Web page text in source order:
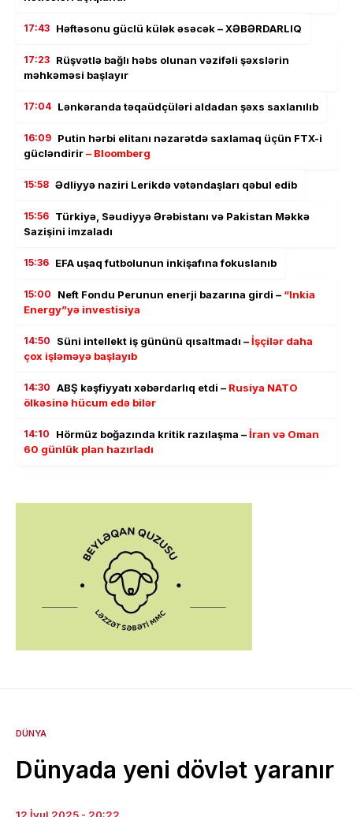
17:43 Həftəsonu güclü külək əsəcək – XƏBƏRDARLIQ
17:23 Rüşvətlə bağlı həbs olunan vəzifəli şəxslərin
məhkəməsi başlayır
17:04 Lənkəranda təqaüdçüləri aldadan şəxs saxlanılıb
16:09 Putin hərbi elitanı nəzarətdə saxlamaq üçün FTX-i
gücləndirir– Bloomberg
15:58 Ədliyyə naziri Lerikdə vətəndaşları qəbul edib
15:56 Türkiyə, Səudiyyə Ərəbistanı və Pakistan Məkkə
Sazişini imzaladı
15:36 EFA uşaq futbolunun inkişafına fokuslanıb
15:00 Neft Fondu Perunun enerji bazarına girdi – “Inkia
Energy”yə investisiya
14:50 Süni intellekt iş gününü qısaltmadı –İşçilər daha
çox işləməyə başlayıb
14:30 ABŞ kəşfiyyatı xəbərdarlıq etdi – Rusiya NATO
ölkəsinə hücum edə bilər
14:10 Hörmüz boğazında kritik razılaşma –İran və Oman
60 günlük plan hazırladı
DÜNYA
Dünyada yeni dövlət yaranır
12 İyul 2025 - 20:22